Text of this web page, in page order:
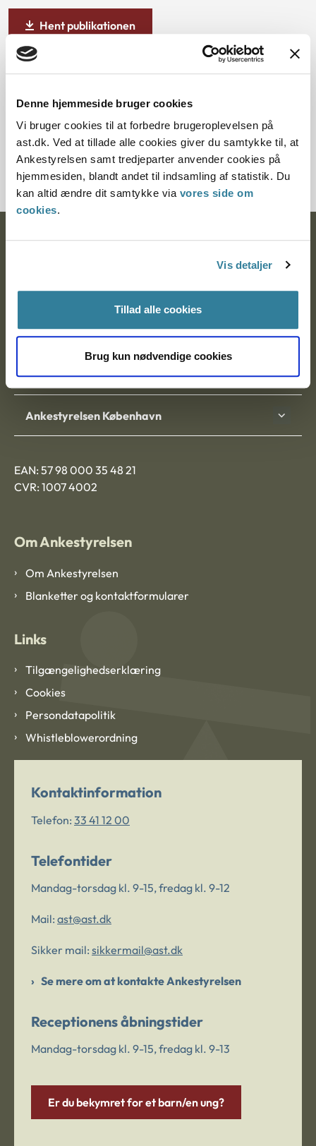
Denne hjemmeside bruger cookies
Vi bruger cookies til at forbedre brugeroplevelsen på
ast.dk. Ved at tillade alle cookies giver du samtykke til, at
Ankestyrelsen samt tredjeparter anvender cookies på
hjemmesiden, blandt andet til indsamling af statistik. Du
kan altid ændre dit samtykke via vores side om
cookies.
Vis detaljer
Tillad alle cookies
Brug kun nødvendige cookies
Hent publikationen
Bilag
Bilagsrapport
Ankestyrelsen
Ankestyrelsen Aalborg
Ankestyrelsen København
EAN: 57 98 000 35 48 21
CVR: 1007 4002
Om Ankestyrelsen
Om Ankestyrelsen
Blanketter og kontaktformularer
Links
Tilgængelighedserklæring
Cookies
Persondatapolitik
Whistleblowerordning
Kontaktinformation
Telefon: 33 41 12 00
Telefontider
Mandag-torsdag kl. 9-15, fredag kl. 9-12
Mail: ast@ast.dk
Sikker mail: sikkermail@ast.dk
Se mere om at kontakte Ankestyrelsen
Receptionens åbningstider
Mandag-torsdag kl. 9-15, fredag kl. 9-13
Er du bekymret for et barn/en ung?